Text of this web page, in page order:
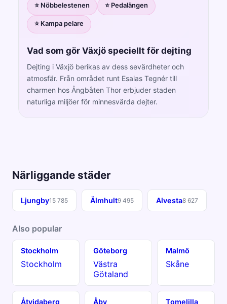
⭐ Nöbbelestenen ⭐ Pedalängen
⭐ Kampa pelare
Vad som gör Växjö speciellt för dejting
Dejting i Växjö berikas av dess sevärdheter och
atmosfär. Från området runt Esaias Tegnér till
charmen hos Ångbåten Thor erbjuder staden
naturliga miljöer för minnesvärda dejter.
Närliggande städer
Ljungby15 785 Älmhult9 495 Alvesta8 627
Also popular
Stockholm
Stockholm
Göteborg
Västra
Götaland
Malmö
Skåne
Åtvidaberg Åby Tomelilla